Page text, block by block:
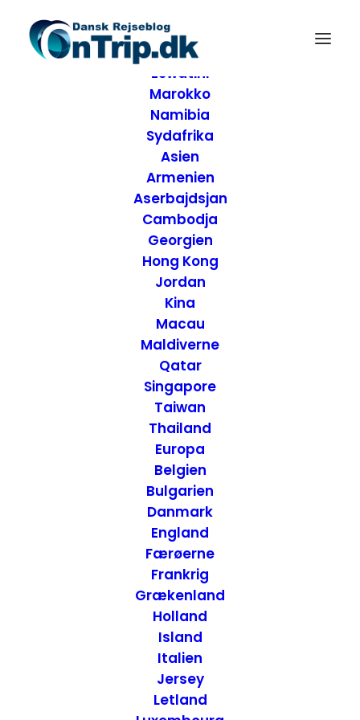
Destinationer
Afrika
Eswatini
Marokko
Namibia
Sydafrika
Asien
Armenien
Aserbajdsjan
Cambodja
Georgien
Hong Kong
Jordan
Kina
Macau
Maldiverne
Qatar
Singapore
Taiwan
Thailand
Europa
Belgien
Bulgarien
Danmark
England
Færøerne
Frankrig
Grækenland
Holland
Island
Italien
Jersey
Letland
Anmeldelse af
overnatning - Road
Trip Denver til Las
Vegas, USA
HOTELLER,USA,USA - VEST
ANNETTE SEIER - ONTRIP.DK